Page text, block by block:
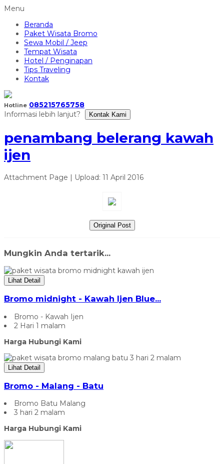
Menu
Beranda
Paket Wisata Bromo
Sewa Mobil / Jeep
Tempat Wisata
Hotel / Penginapan
Tips Traveling
Kontak
Hotline 085215765758
Informasi lebih lanjut?
Kontak Kami
penambang belerang kawah
ijen
Attachment Page | Upload: 11 April 2016
Original Post
Mungkin Anda tertarik...
Lihat Detail
Bromo midnight - Kawah Ijen Blue...
Bromo - Kawah Ijen
2 Hari 1 malam
Harga Hubungi Kami
Lihat Detail
Bromo - Malang - Batu
Bromo Batu Malang
3 hari 2 malam
Harga Hubungi Kami